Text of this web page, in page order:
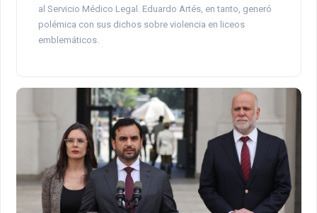
al Servicio Médico Legal. Eduardo Artés, en tanto, generó
polémica con sus dichos sobre violencia en liceos
emblemáticos.